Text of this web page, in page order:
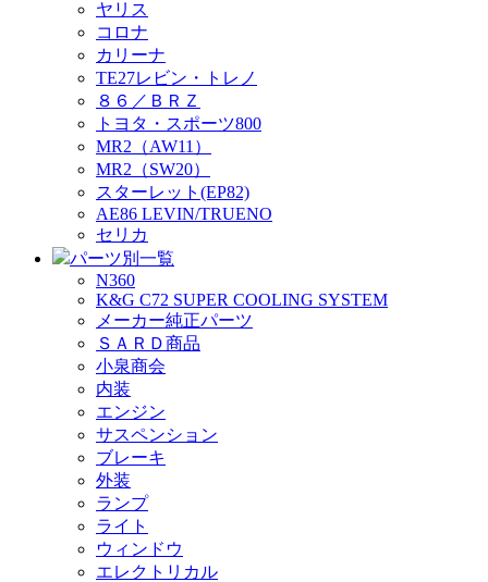
ヤリス
コロナ
カリーナ
TE27レビン・トレノ
８６／ＢＲＺ
トヨタ・スポーツ800
MR2（AW11）
MR2（SW20）
スターレット(EP82)
AE86 LEVIN/TRUENO
セリカ
パーツ別一覧
N360
K&G C72 SUPER COOLING SYSTEM
メーカー純正パーツ
ＳＡＲＤ商品
小泉商会
内装
エンジン
サスペンション
ブレーキ
外装
ランプ
ライト
ウィンドウ
エレクトリカル